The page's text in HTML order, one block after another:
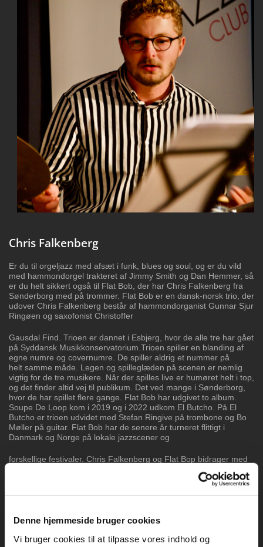
Denne hjemmeside bruger cookies
Vi bruger cookies til at tilpasse vores indhold og
Chris Falkenberg
Er du til orgeljazz med afsæt i funk, blues og soul, og er du vild
med hammondorgel trakteret af Jimmy Smith og Dan Hemmer, så
er du helt sikkert også til Flat Bob, der har Chris Falkenberg fra
Sønderborg med på trommer. Flat Bob er en dansk-norsk trio, der
udover Chris Falkenberg består af hammondorganist Gunnar Sjur
Ringøen og saxofonist Christoffer
Gausdal Find. Trioen er dannet i Esbjerg, hvor de alle tre har gået
på Syddansk Musikkonservatorium.Trioen spiller en blanding af
egne numre og covernumre. De spiller aldrig et nummer på
helt samme måde. Legen og spilleglæden på scenen er nemlig
vigtig for de tre musikere. Når der spilles live er humøret helt i top,
og det finder altid vej til publikum. Det ved mange i Sønderborg,
hvor de har spillet flere gange. Flat Bob har udgivet to album.
Soupe De Loop kom i 2019 og i 2022 udkom El Butcho. På El
Butcho er trioen udvidet med Stefan Ringive på trombone og Bo
Møller på guitar. Flat Bob har de senere år turneret flittigt i
Danmark og Norge på lokale jazzscener og
forskellige festivaler. Chris Falkenberg og Flat Bop bidrager med